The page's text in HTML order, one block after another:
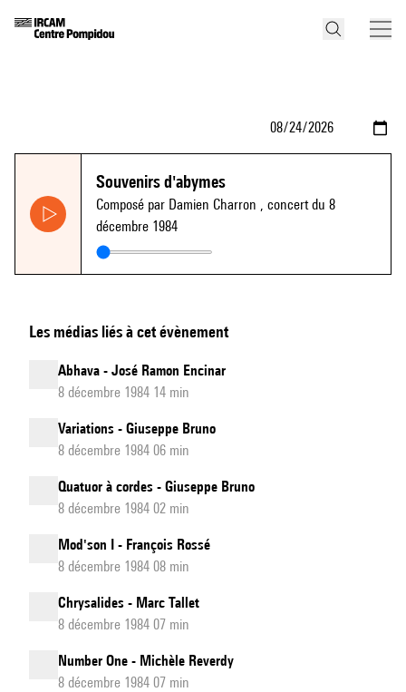
Souvenirs d'abymes
Composé par Damien Charron , concert du 8
décembre 1984
Les médias liés à cet évènement
Abhava - José Ramon Encinar
8 décembre 1984 14 min
Variations - Giuseppe Bruno
8 décembre 1984 06 min
Quatuor à cordes - Giuseppe Bruno
8 décembre 1984 02 min
Mod'son I - François Rossé
8 décembre 1984 08 min
Chrysalides - Marc Tallet
8 décembre 1984 07 min
Number One - Michèle Reverdy
8 décembre 1984 07 min